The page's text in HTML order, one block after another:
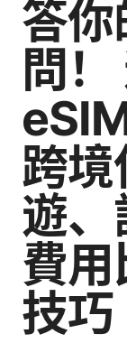
答你
問
跨境
遊、
費用
技巧